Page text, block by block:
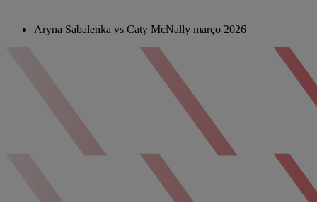
Aryna Sabalenka vs Caty McNally março 2026